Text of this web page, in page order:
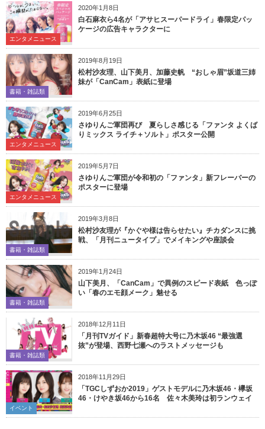
2020年1月8日
エンタメニュース
白石麻衣ら4名が「アサヒスーパードライ」春限定パッ
ケージの広告キャラクターに
2019年8月19日
書籍・雑誌類
松村沙友理、山下美月、加藤史帆 “おしゃ眉”坂道三姉
妹が「CanCam」表紙に登場
2019年6月25日
エンタメニュース
さゆりんご軍団再び 夏らしさ感じる「ファンタ よくば
りミックス ライチ＋ソルト」ポスター公開
2019年5月7日
エンタメニュース
さゆりんご軍団が令和初の「ファンタ」新フレーバーの
ポスターに登場
2019年3月8日
書籍・雑誌類
松村沙友理が『かぐや様は告らせたい』チカダンスに挑
戦、「月刊ニュータイプ」でメイキングや座談会
2019年1月24日
書籍・雑誌類
山下美月、「CanCam」で異例のスピード表紙 色っぽ
い「春のエモ顔メーク」魅せる
2018年12月11日
書籍・雑誌類
「月刊TVガイド」新春超特大号に乃木坂46 “最強選
抜”が登場、西野七瀬へのラストメッセージも
2018年11月29日
イベント
「TGCしずおか2019」ゲストモデルに乃木坂46・欅坂
46・けやき坂46から16名 佐々木美玲は初ランウェイ